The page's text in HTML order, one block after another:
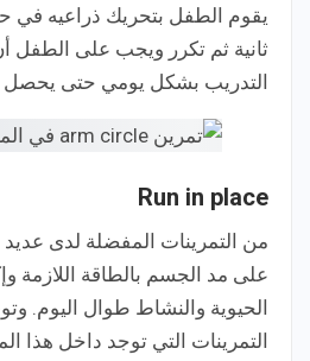
ثانية ثم تكرر ويجب على الطفل
التدريب بشكل يومي حتى يحصل
Run in place
من التمرينات المفضلة لدى
على مد الجسم بالطاقة اللازمة
الحيوية والنشاط طوال اليوم.
التمرينات التي توجد داخل هذا